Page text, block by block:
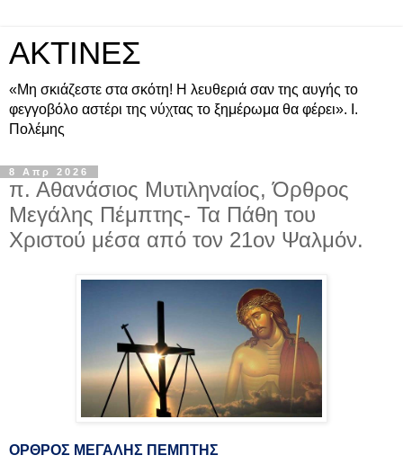
ΑΚΤΙΝΕΣ
«Μη σκιάζεστε στα σκότη! Η λευθεριά σαν της αυγής το
φεγγοβόλο αστέρι της νύχτας το ξημέρωμα θα φέρει». Ι.
Πολέμης
8 Απρ 2026
π. Αθανάσιος Μυτιληναίος, Όρθρος
Μεγάλης Πέμπτης- Τα Πάθη του
Χριστού μέσα από τον 21ον Ψαλμόν.
ΟΡΘΡΟΣ ΜΕΓΑΛΗΣ ΠΕΜΠΤΗΣ